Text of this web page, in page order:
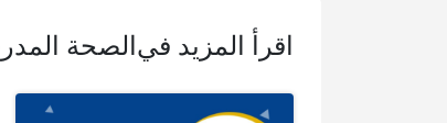
اقرأ المزيد في الصحة